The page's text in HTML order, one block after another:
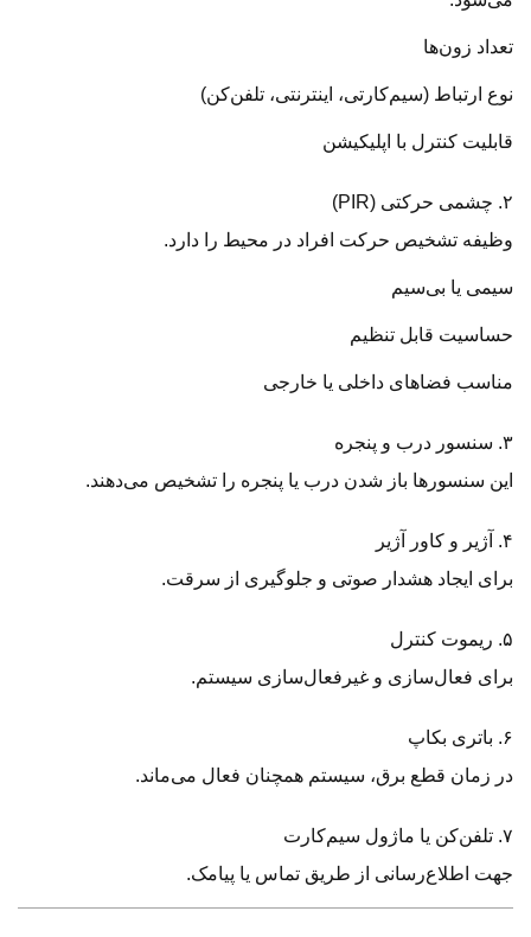
تعداد زون‌ها
نوع ارتباط (سیم‌کارتی، اینترنتی، تلفن‌کن)
قابلیت کنترل با اپلیکیشن
۲. چشمی حرکتی (PIR)
وظیفه تشخیص حرکت افراد در محیط را دارد.
سیمی یا بی‌سیم
حساسیت قابل تنظیم
مناسب فضاهای داخلی یا خارجی
۳. سنسور درب و پنجره
این سنسورها باز شدن درب یا پنجره را تشخیص می‌دهند.
۴. آژیر و کاور آژیر
برای ایجاد هشدار صوتی و جلوگیری از سرقت.
۵. ریموت کنترل
برای فعال‌سازی و غیرفعال‌سازی سیستم.
۶. باتری بکاپ
در زمان قطع برق، سیستم همچنان فعال می‌ماند.
۷. تلفن‌کن یا ماژول سیم‌کارت
جهت اطلاع‌رسانی از طریق تماس یا پیامک.